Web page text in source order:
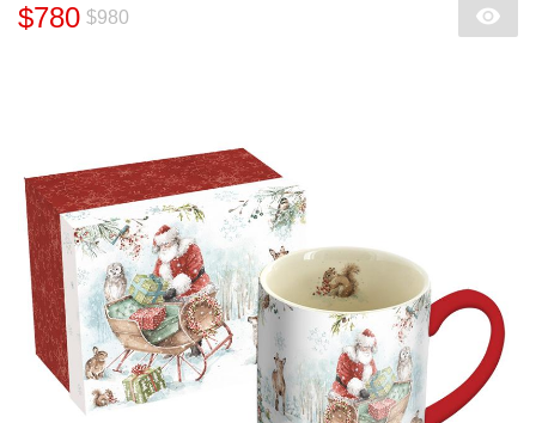
$780 $980